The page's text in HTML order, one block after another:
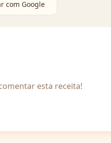
com Google
esta receita!